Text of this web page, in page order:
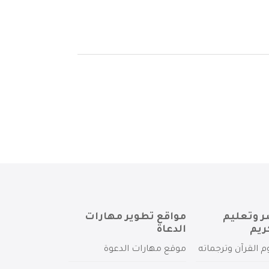
وتعليم
القرآن وترجماته
مواقع تطوير مهارات
الدعاة
موقع مهارات الدعوة